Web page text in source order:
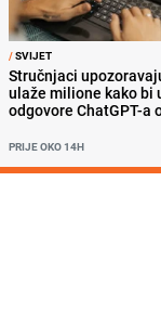
/SVIJET
Stručnjaci
ulaže milione kako bi
odgovore ChatGPT-a
PRIJE OKO 14H